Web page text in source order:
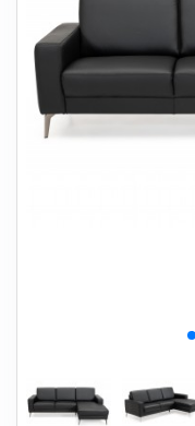
LAMPER
ENTREMØBLER
HAVEMØBLER